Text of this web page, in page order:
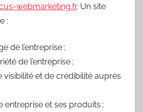
webmarketing.fr. Un site
:
de l’entreprise ;
de l’entreprise ;
visibilité et de crédibilité auprès
entreprise et ses produits ;